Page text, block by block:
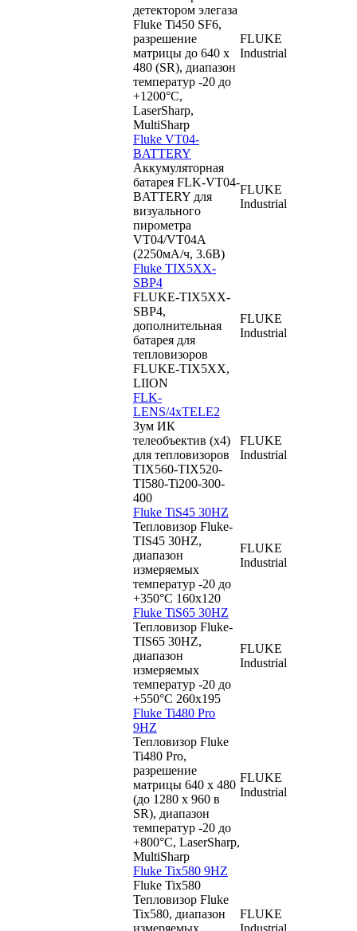
детектором элегаза
Fluke Ti450 SF6,
разрешение
матрицы до 640 x
480 (SR), диапазон
температур -20 до
+1200°C,
LaserSharp,
MultiSharp
FLUKE
Industrial
Fluke VT04-
BATTERY
Аккумуляторная
батарея FLK-VT04-
BATTERY для
визуального
пирометра
VT04/VT04A
(2250мА/ч, 3.6В)
FLUKE
Industrial
Fluke TIX5XX-
SBP4
FLUKE-TIX5XX-
SBP4,
дополнительная
батарея для
тепловизоров
FLUKE-TIX5XX,
LIION
FLUKE
Industrial
FLK-
LENS/4xTELE2
Зум ИК
телеобъектив (х4)
для тепловизоров
TIX560-TIX520-
TI580-Ti200-300-
400
FLUKE
Industrial
Fluke TiS45 30HZ
Тепловизор Fluke-
TIS45 30HZ,
диапазон
измеряемых
температур -20 до
+350°C 160x120
FLUKE
Industrial
Fluke TiS65 30HZ
Тепловизор Fluke-
TIS65 30HZ,
диапазон
измеряемых
температур -20 до
+550°C 260x195
FLUKE
Industrial
Fluke Ti480 Pro
9HZ
Тепловизор Fluke
Ti480 Pro,
разрешение
матрицы 640 x 480
(до 1280 x 960 в
SR), диапазон
температур -20 до
+800°C, LaserSharp,
MultiSharp
FLUKE
Industrial
Fluke Tix580 9HZ
Fluke Tix580
Тепловизор Fluke
Tix580, диапазон
измеряемых
FLUKE
Industrial